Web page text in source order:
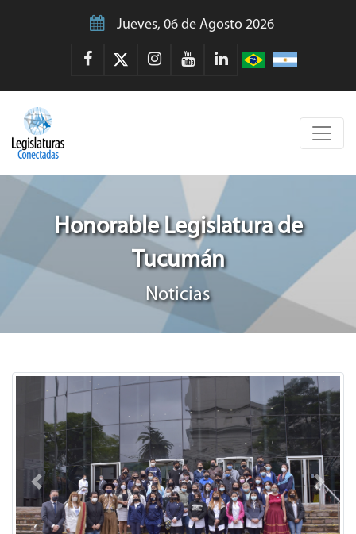
Jueves, 06 de Agosto 2026
Honorable Legislatura de
Tucumán
Noticias
Previous Next